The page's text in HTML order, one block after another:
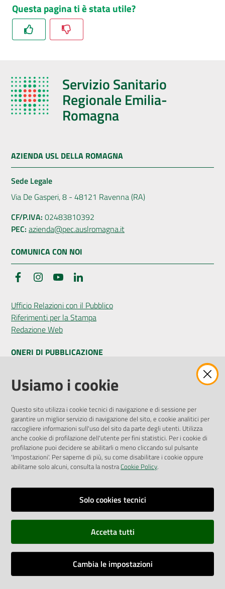
Questa pagina ti è stata utile?
Servizio Sanitario
Regionale Emilia-
Romagna
AZIENDA USL DELLA ROMAGNA
Sede Legale
Via De Gasperi, 8 - 48121 Ravenna (RA)
CF/P.IVA: 02483810392
PEC: azienda@pec.auslromagna.it
COMUNICA CON NOI
FacebookInstagramYouTube
Ufficio Relazioni con il Pubblico
Riferimenti per la Stampa
Redazione Web
ONERI DI PUBBLICAZIONE
Amministrazione Trasparente
Pubblicità legale
Privacy Policy
Attuazione Misure PNRR
Liste di Attesa
ENTI, IMPRESE E PARTNER
Fatturazione Elettronica
Richiesta Patrocinio
Dichiarazione di Accessibilità
Dati di Monitoraggio
Usiamo i cookie
Questo sito utilizza i cookie tecnici di navigazione e di sessione per
garantire un miglior servizio di navigazione del sito, e cookie analitici per
raccogliere informazioni sull'uso del sito da parte degli utenti. Utilizza
anche cookie di profilazione dell'utente per fini statistici. Per i cookie di
profilazione puoi decidere se abilitarli o meno cliccando sul pulsante
'Impostazioni'. Per saperne di più, su come disabilitare i cookie oppure
abilitarne solo alcuni, consulta la nostraCookie Policy.
Solo cookies tecnici
Accetta tutti
Cambia le impostazioni